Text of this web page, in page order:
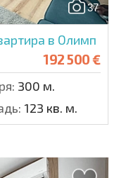
37
в Олимп
192 500 €
300 м.
123 кв. м.